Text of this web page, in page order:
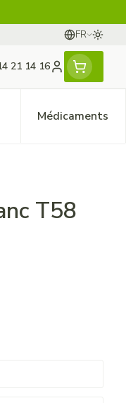
FR
Langues
21 14 16
Menu client
la catégorie Soins à
le sous-menu pour
Médicaments
Afficher
T58